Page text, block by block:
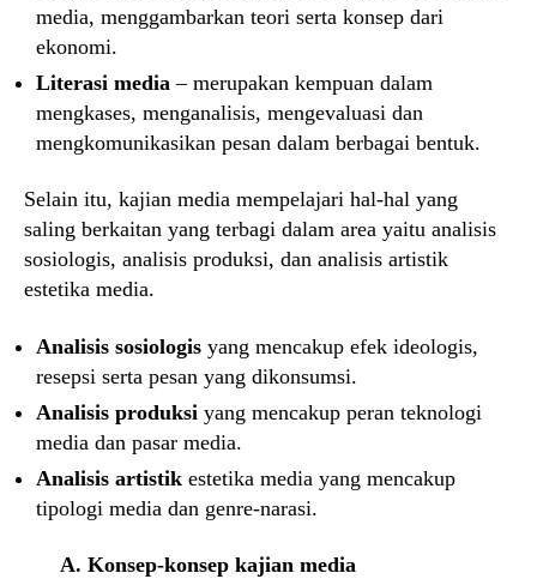
media, menggambarkan teori serta konsep dari
ekonomi.
Literasi media – merupakan kempuan dalam
mengkases, menganalisis, mengevaluasi dan
mengkomunikasikan pesan dalam berbagai bentuk.
Selain itu, kajian media mempelajari hal-hal yang
saling berkaitan yang terbagi dalam area yaitu analisis
sosiologis, analisis produksi, dan analisis artistik
estetika media.
Analisis sosiologis yang mencakup efek ideologis,
resepsi serta pesan yang dikonsumsi.
Analisis produksi yang mencakup peran teknologi
media dan pasar media.
Analisis artistik estetika media yang mencakup
tipologi media dan genre-narasi.
A. Konsep-konsep kajian media